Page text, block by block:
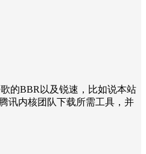
的BBR以及锐速，比如说本站
讯内核团队下载所需工具，并